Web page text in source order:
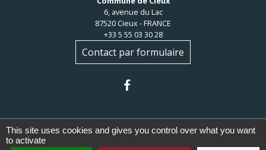
6, avenue du Lac
87520 Cieux - FRANCE
+33 5 55 03 30 28
Contact par formulaire
This site uses cookies and gives you control over what you want
to activate